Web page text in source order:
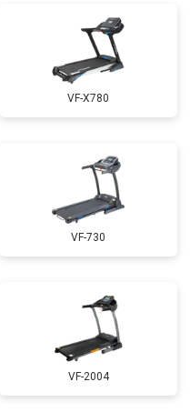
VF-X780
VF-730
VF-2004